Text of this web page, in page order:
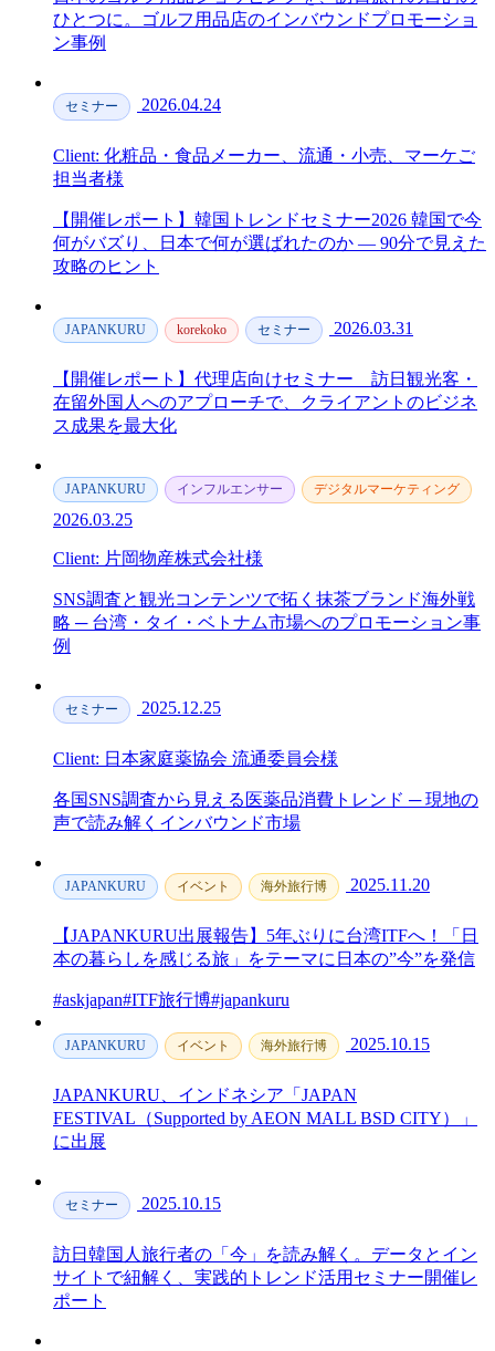
ひとつに。ゴルフ用品店のインバウンドプロモーショ
ン事例
セミナー 2026.04.24
Client: 化粧品・食品メーカー、流通・小売、マーケご
担当者様
【開催レポート】韓国トレンドセミナー2026 韓国で今
何がバズり、日本で何が選ばれたのか — 90分で見えた
攻略のヒント
JAPANKURU korekoko セミナー 2026.03.31
【開催レポート】代理店向けセミナー＿訪日観光客・
在留外国人へのアプローチで、クライアントのビジネ
ス成果を最大化
JAPANKURU インフルエンサー デジタルマーケティング
2026.03.25
Client: 片岡物産株式会社様
SNS調査と観光コンテンツで拓く抹茶ブランド海外戦
略 ─ 台湾・タイ・ベトナム市場へのプロモーション事
例
セミナー 2025.12.25
Client: 日本家庭薬協会 流通委員会様
各国SNS調査から見える医薬品消費トレンド ─ 現地の
声で読み解くインバウンド市場
JAPANKURU イベント 海外旅行博 2025.11.20
【JAPANKURU出展報告】5年ぶりに台湾ITFへ！「日
本の暮らしを感じる旅」をテーマに日本の”今”を発信
#askjapan#ITF旅行博#japankuru
JAPANKURU イベント 海外旅行博 2025.10.15
JAPANKURU、インドネシア「JAPAN
FESTIVAL（Supported by AEON MALL BSD CITY）」
に出展
セミナー 2025.10.15
訪日韓国人旅行者の「今」を読み解く。データとイン
サイトで紐解く、実践的トレンド活用セミナー開催レ
ポート